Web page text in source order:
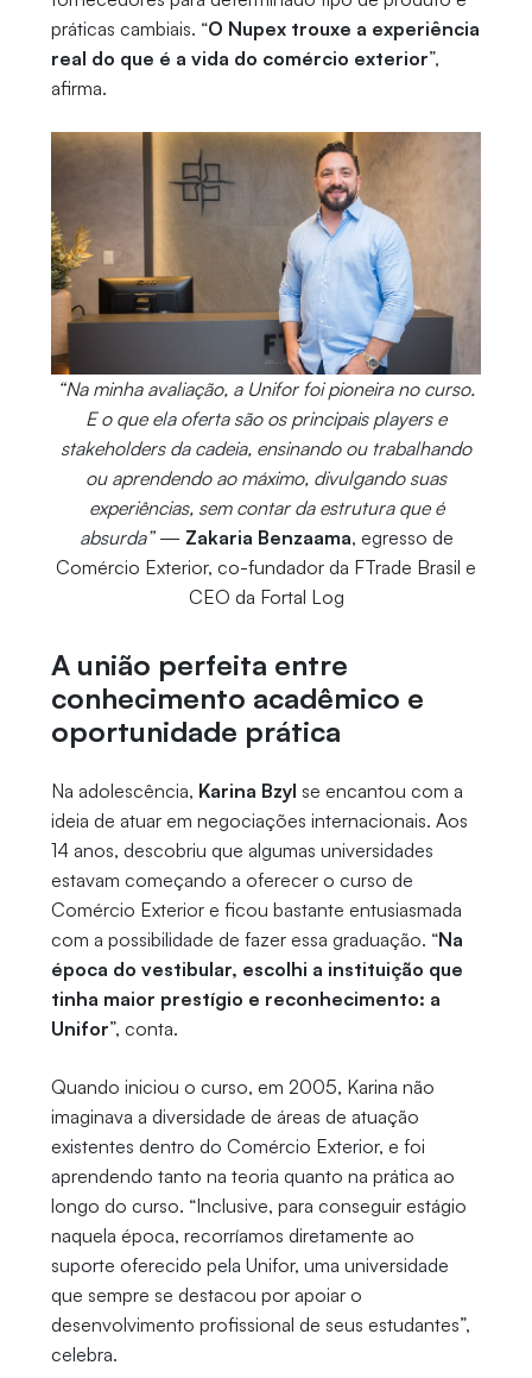
práticas cambiais. “O Nupex trouxe a experiência
real do que é a vida do comércio exterior”,
afirma.
“Na minha avaliação, a Unifor foi pioneira no curso.
E o que ela oferta são os principais players e
stakeholders da cadeia, ensinando ou trabalhando
ou aprendendo ao máximo, divulgando suas
experiências, sem contar da estrutura que é
absurda”— Zakaria Benzaama, egresso de
Comércio Exterior, co-fundador da FTrade Brasil e
CEO da Fortal Log
A união perfeita entre
conhecimento acadêmico e
oportunidade prática
Na adolescência, Karina Bzyl se encantou com a
ideia de atuar em negociações internacionais. Aos
14 anos, descobriu que algumas universidades
estavam começando a oferecer o curso de
Comércio Exterior e ficou bastante entusiasmada
com a possibilidade de fazer essa graduação. “Na
época do vestibular, escolhi a instituição que
tinha maior prestígio e reconhecimento: a
Unifor”, conta.
Quando iniciou o curso, em 2005, Karina não
imaginava a diversidade de áreas de atuação
existentes dentro do Comércio Exterior, e foi
aprendendo tanto na teoria quanto na prática ao
longo do curso. “Inclusive, para conseguir estágio
naquela época, recorríamos diretamente ao
suporte oferecido pela Unifor, uma universidade
que sempre se destacou por apoiar o
desenvolvimento profissional de seus estudantes”,
celebra.